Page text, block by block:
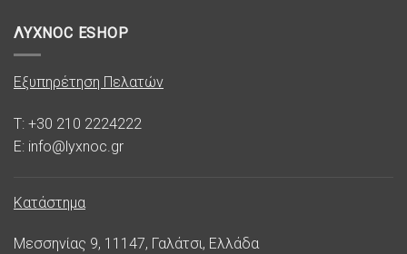
ΛΥΧΝΟC ESHOP
Εξυπηρέτηση Πελατών
T: +30 210 2224222
E: info@lyxnoc.gr
Κατάστημα
Μεσσηνίας 9, 11147, Γαλάτσι, Ελλάδα